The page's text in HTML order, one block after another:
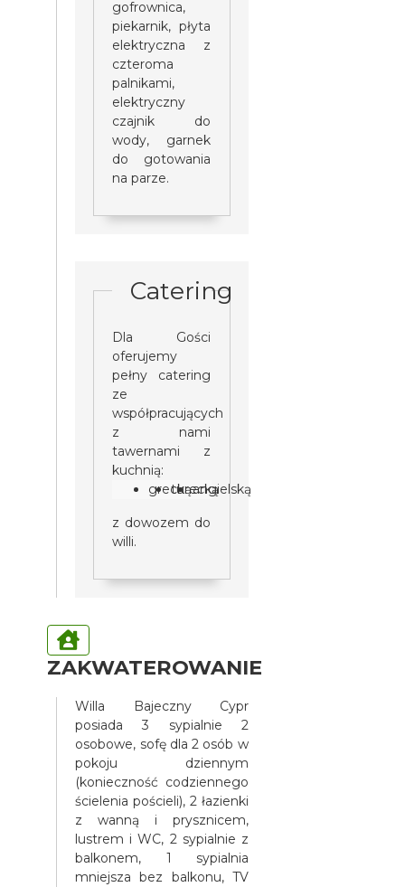
gofrownica,
piekarnik, płyta
elektryczna z
czteroma
palnikami,
elektryczny
czajnik do
wody, garnek
do gotowania
na parze.
Catering
Dla Gości
oferujemy
pełny catering
ze
współpracujących
z nami
tawernami z
kuchnią:
greckąturecką
angielską
z dowozem do
willi.
ZAKWATEROWANIE
Willa Bajeczny Cypr
posiada 3 sypialnie 2
osobowe, sofę dla 2 osób w
pokoju dziennym
(konieczność codziennego
ścielenia pościeli), 2 łazienki
z wanną i prysznicem,
lustrem i WC, 2 sypialnie z
balkonem, 1 sypialnia
mniejsza bez balkonu, TV